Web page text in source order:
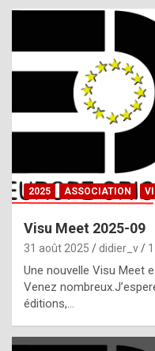
2025 ASSOCIATION
Visu Meet 2025-09
31 août 2025 didier_v
Une nouvelle Visu Meet
Venez
éditions,…